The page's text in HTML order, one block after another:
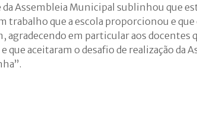
Assembleia Municipal sublinhou que
trabalho que a escola proporcionou e
agradecendo em particular aos docentes
que aceitaram o desafio de realização da